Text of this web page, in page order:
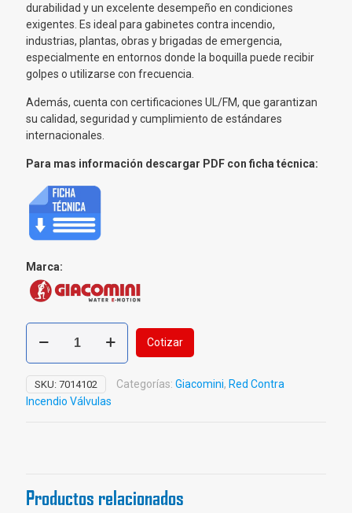
durabilidad y un excelente desempeño en condiciones
exigentes. Es ideal para gabinetes contra incendio,
industrias, plantas, obras y brigadas de emergencia,
especialmente en entornos donde la boquilla puede recibir
golpes o utilizarse con frecuencia.
Además, cuenta con certificaciones UL/FM, que garantizan
su calidad, seguridad y cumplimiento de estándares
internacionales.
Para mas información descargar PDF con ficha técnica:
Marca:
Boquilla
Chorro
Niebla
Bronce
UL/FM
Cotizar
SKU: 7014102 Categorías: Giacomini, Red Contra
Incendio Válvulas
Productos relacionados